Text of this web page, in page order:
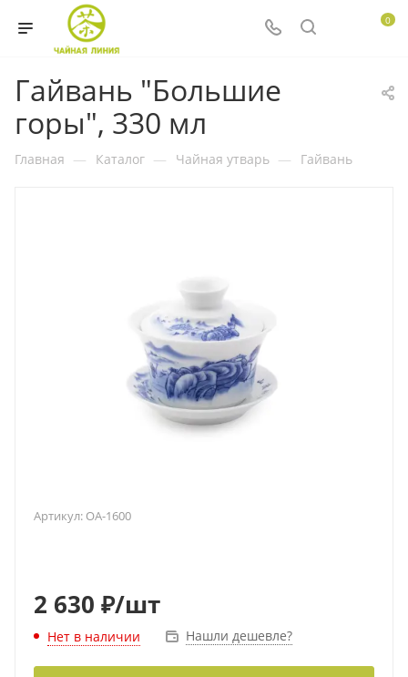
0
Гайвань "Большие
горы", 330 мл
Главная — Каталог — Чайная утварь — Гайвань
Артикул: OA-1600
2 630 ₽/шт
Нет в наличии Нашли дешевле?